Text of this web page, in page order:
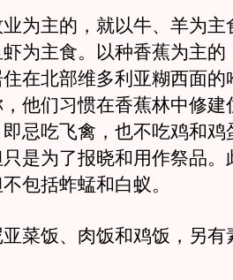
为主的，就以牛、羊为主
为主食。以种香蕉为主的
在北部维多利亚糊西面的
他们习惯在香蕉林中修建
忌吃飞禽，也不吃鸡和鸡
是为了报晓和用作祭品。
包括蚱蜢和白蚁。
饭、肉饭和鸡饭，另有